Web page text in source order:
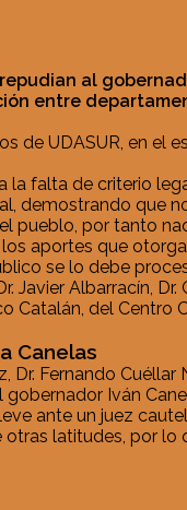
al
entre
de UDASUR, en el
falta de criterio
demostrando que
por tanto
aportes que
se lo debe
Javier Albarracín,
Catalán, del
Canelas
Dr. Fernando
Iván
ante un juez
latitudes, por lo